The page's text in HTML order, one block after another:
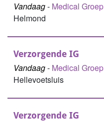
Vandaag- Medical Groep
Helmond
Verzorgende IG
Vandaag- Medical Groep
Hellevoetsluis
Verzorgende IG